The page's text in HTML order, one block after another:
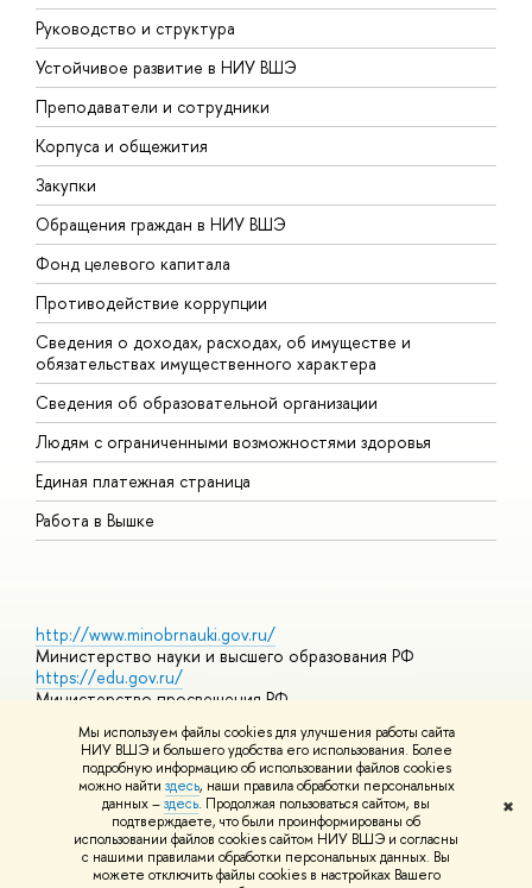
Мы используем файлы cookies для улучшения работы сайта
НИУ ВШЭ и большего удобства его использования. Более
подробную информацию об использовании файлов cookies
можно найти здесь, наши правила обработки персональных
данных –здесь. Продолжая пользоваться сайтом, вы
подтверждаете, что были проинформированы об
использовании файлов cookies сайтом НИУ ВШЭ и согласны
с нашими правилами обработки персональных данных. Вы
можете отключить файлы cookies в настройках Вашего
✖
Руководство и структура
Устойчивое развитие в НИУ ВШЭ
Преподаватели и сотрудники
Корпуса и общежития
Закупки
Обращения граждан в НИУ ВШЭ
Фонд целевого капитала
Противодействие коррупции
Сведения о доходах, расходах, об имуществе и
обязательствах имущественного характера
Сведения об образовательной организации
Людям с ограниченными возможностями здоровья
Единая платежная страница
Работа в Вышке
http://www.minobrnauki.gov.ru/
Министерство науки и высшего образования РФ
https://edu.gov.ru/
Министерство просвещения РФ
https://elearning.hse.ru/mooc
Массовые открытые онлайн-курсы
© НИУ ВШЭ 1993–2026 Адреса и контактыУсловия
использования материалов Политика конфиденциальности
Шрифты HSE Sans и HSE Slab разработаны вШколе дизайна НИУ